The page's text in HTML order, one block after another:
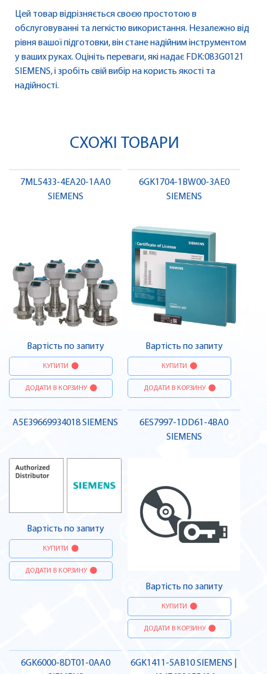
Цей товар відрізняється своєю простотою в
обслуговуванні та легкістю використання. Незалежно від
рівня вашої підготовки, він стане надійним інструментом
у ваших руках. Оцініть переваги, які надає FDK:083G0121
SIEMENS, і зробіть свій вибір на користь якості та
надійності.
СХОЖІ ТОВАРИ
7ML5433-4EA20-1AA0
SIEMENS
Вартість по запиту
КУПИТИ
ДОДАТИ В КОРЗИНУ
6GK1704-1BW00-3AE0
SIEMENS
Вартість по запиту
КУПИТИ
ДОДАТИ В КОРЗИНУ
A5E39669934018 SIEMENS
Вартість по запиту
КУПИТИ
ДОДАТИ В КОРЗИНУ
6ES7997-1DD61-4BA0
SIEMENS
Вартість по запиту
КУПИТИ
ДОДАТИ В КОРЗИНУ
6GK6000-8DT01-0AA0
6GK1411-5AB10 SIEMENS |